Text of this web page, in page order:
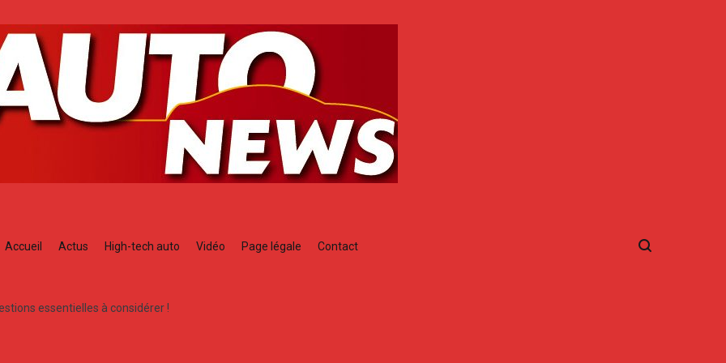
Accueil
Actus High-tech auto Vidéo Page légale Contact
essentielles à considérer !